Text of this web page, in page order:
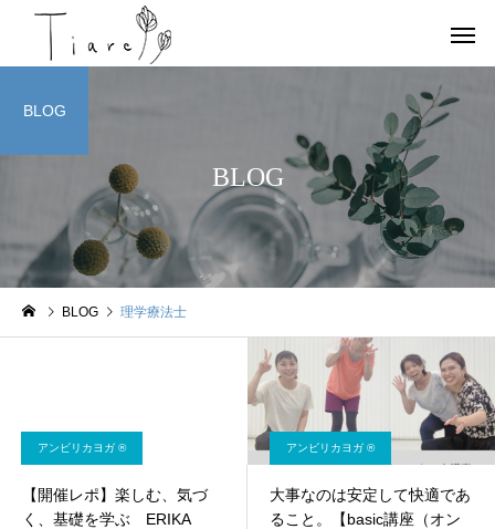
お店情報
京都北部 宮津で唯一の女
グサロンTiare（ティアレ）
のご紹介
ヨガ
OHAYOGA 25/7/27開
【参加者募集】
BLOG
BLOG
BLOG 理学療法士
アンビリカヨガ ®︎
【開催レポ】楽しむ、気づ
く、基礎を学ぶ ERIKA
アンビリカヨガ ®︎
大事なのは安定して快適であ
ること。【basic講座（オン